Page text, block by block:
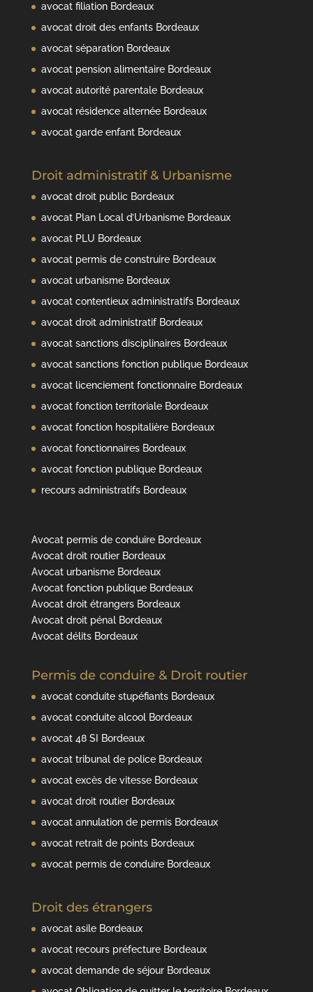
avocat filiation Bordeaux
avocat droit des enfants Bordeaux
avocat séparation Bordeaux
avocat pension alimentaire Bordeaux
avocat autorité parentale Bordeaux
avocat résidence alternée Bordeaux
avocat garde enfant Bordeaux
Droit administratif & Urbanisme
avocat droit public Bordeaux
avocat Plan Local d’Urbanisme Bordeaux
avocat PLU Bordeaux
avocat permis de construire Bordeaux
avocat urbanisme Bordeaux
avocat contentieux administratifs Bordeaux
avocat droit administratif Bordeaux
avocat sanctions disciplinaires Bordeaux
avocat sanctions fonction publique Bordeaux
avocat licenciement fonctionnaire Bordeaux
avocat fonction territoriale Bordeaux
avocat fonction hospitalière Bordeaux
avocat fonctionnaires Bordeaux
avocat fonction publique Bordeaux
recours administratifs Bordeaux
Avocat permis de conduire Bordeaux
Avocat droit routier Bordeaux
Avocat urbanisme Bordeaux
Avocat fonction publique Bordeaux
Avocat droit étrangers Bordeaux
Avocat droit pénal Bordeaux
Avocat délits Bordeaux
Permis de conduire & Droit routier
avocat conduite stupéfiants Bordeaux
avocat conduite alcool Bordeaux
avocat 48 SI Bordeaux
avocat tribunal de police Bordeaux
avocat excès de vitesse Bordeaux
avocat droit routier Bordeaux
avocat annulation de permis Bordeaux
avocat retrait de points Bordeaux
avocat permis de conduire Bordeaux
Droit des étrangers
avocat asile Bordeaux
avocat recours préfecture Bordeaux
avocat demande de séjour Bordeaux